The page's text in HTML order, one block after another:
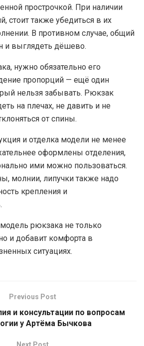
прострочкой. При наличии
стоит также убедиться в их
В противном случае, общий
и выглядеть дёшево.
нужно обязательно его
пропорций — ещё один
нельзя забывать. Рюкзак
на плечах, не давить и не
от спины.
и отделка модели не менее
оформлены отделения,
ими можно пользоваться.
молнии, липучки также надо
крепления и
рюкзака не только
и добавит комфорта в
ситуациях.
Previous Post
и консультации по вопросам
у Артёма Бычкова